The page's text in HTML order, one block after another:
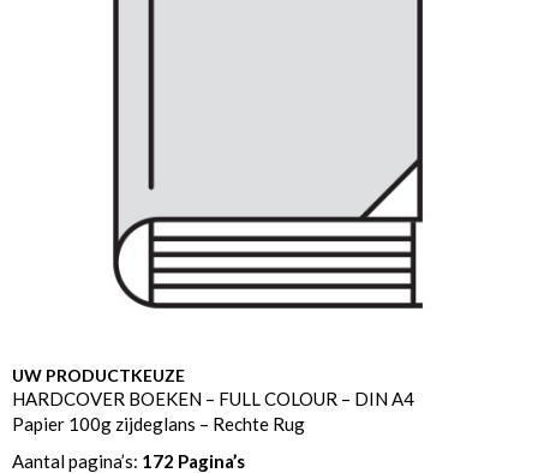
UW PRODUCTKEUZE
HARDCOVER BOEKEN – FULL COLOUR – DIN A4
Papier 100g zijdeglans – Rechte Rug
Aantal pagina’s: 172 Pagina’s